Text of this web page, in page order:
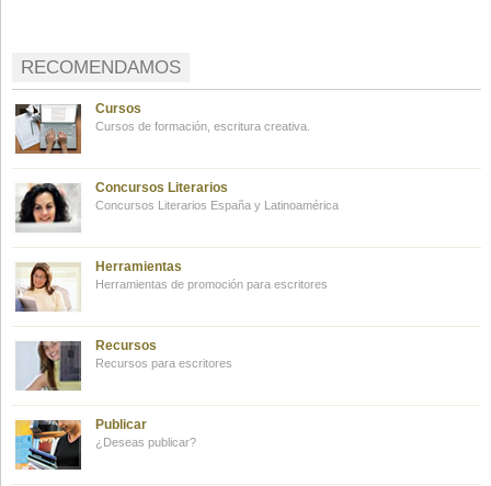
RECOMENDAMOS
Cursos
Cursos de formación, escritura creativa.
Concursos Literarios
Concursos Literarios España y Latinoamérica
Herramientas
Herramientas de promoción para escritores
Recursos
Recursos para escritores
Publicar
¿Deseas publicar?